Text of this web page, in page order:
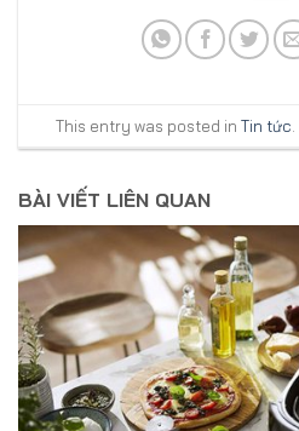
This entry was posted in Tin tức
BÀI VIẾT LIÊN QUAN